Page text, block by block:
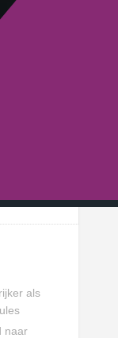
als
naar